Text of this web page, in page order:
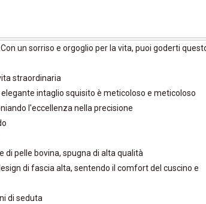
un sorriso e orgoglio per la vita, puoi goderti
straordinaria
intaglio squisito è meticoloso e meticoloso
l'eccellenza nella precisione
pelle bovina, spugna di alta qualità
di fascia alta, sentendo il comfort del cuscino e
di seduta